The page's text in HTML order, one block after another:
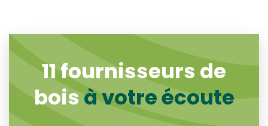
11fournisseurs de
boisà votre écoute